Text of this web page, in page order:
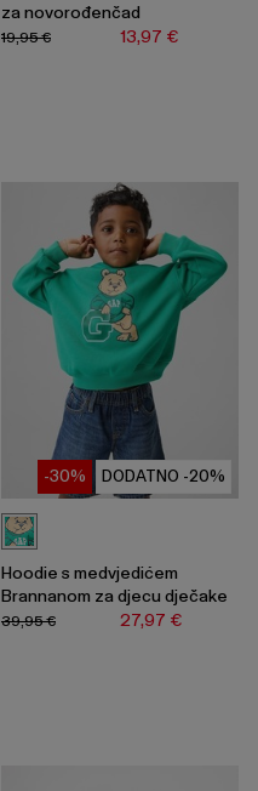
za novorođenčad
13,97 €
19,95 €
DODATNO -20%
-30%
Hoodie s medvjedićem
Brannanom za djecu dječake
27,97 €
39,95 €